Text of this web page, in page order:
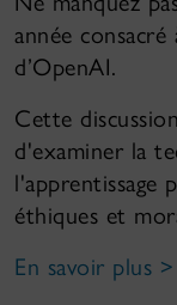
année consacré
d’OpenAI.
Cette
d'examiner la
l'apprentissage
éthiques et
En savoir plus >